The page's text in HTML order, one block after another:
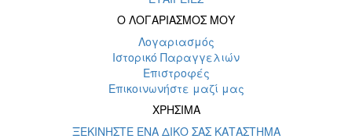
Ο ΛΟΓΑΡΙΑΣΜΟΣ ΜΟΥ
Λογαριασμός
Ιστορικό Παραγγελιών
Επιστροφές
Επικοινωνήστε μαζί μας
ΧΡΗΣΙΜΑ
ΞΕΚΙΝΗΣΤΕ ΕΝΑ ΔΙΚΟ ΣΑΣ ΚΑΤΑΣΤΗΜΑ